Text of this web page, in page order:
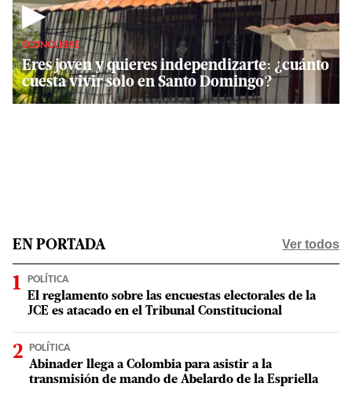
▶
ECONOLIBRE
Eres joven y quieres independizarte: ¿cuánto
cuesta vivir solo en Santo Domingo?
EN PORTADA Ver todos
POLÍTICA
El reglamento sobre las encuestas electorales de la
JCE es atacado en el Tribunal Constitucional
POLÍTICA
Abinader llega a Colombia para asistir a la
transmisión de mando de Abelardo de la Espriella